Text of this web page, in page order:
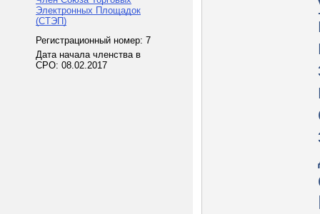
Электронных Площадок
(СТЭП)
Регистрационный номер: 7
Дата начала членства в
СРО: 08.02.2017